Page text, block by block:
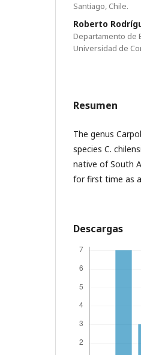
Santiago, Chile.
Roberto
Departamento de
Universidad de
Resumen
The genus
species C.
native of South
for first time as
Descargas